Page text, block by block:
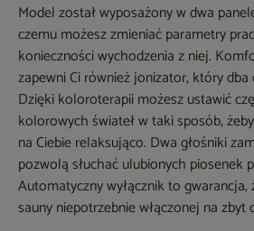
Model został wyposażony w dwa
czemu możesz zmieniać parametry
konieczności wychodzenia z niej.
zapewni Ci również jonizator, który
Dzięki koloroterapii możesz ustawić
kolorowych świateł w taki sposób,
na Ciebie relaksująco. Dwa głośniki
pozwolą słuchać ulubionych piosenek
Automatyczny wyłącznik to
sauny niepotrzebnie włączonej na zbyt